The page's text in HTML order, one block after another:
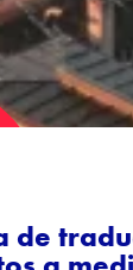
de